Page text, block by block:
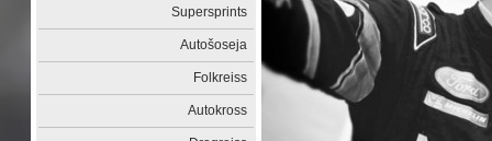
Supersprints
Autošoseja
Folkreiss
Autokross